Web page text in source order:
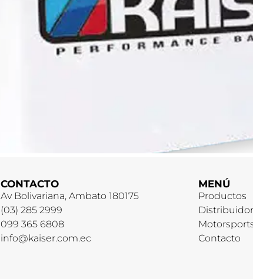
CONTACTO
Av Bolivariana, Ambato 180175
(03) 285 2999
099 365 6808
info@kaiser.com.ec
MENÚ
Productos
Contacto